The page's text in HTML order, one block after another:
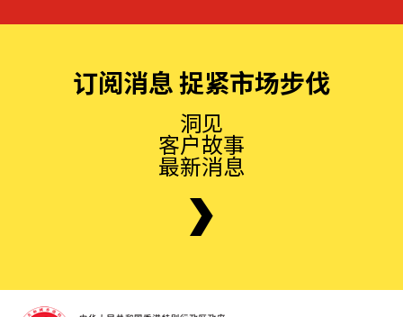
订阅消息 捉紧市场步伐
洞见
客户故事
最新消息